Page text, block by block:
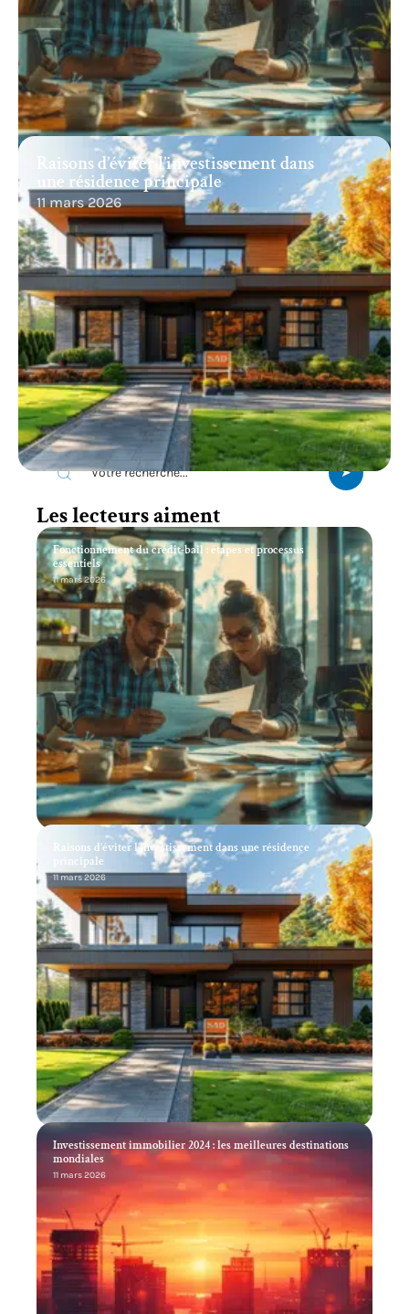
Raisons d’éviter l’investissement dans
une résidence principale
11 mars 2026
Recherche
Les lecteurs aiment
Fonctionnement du crédit-bail : étapes et processus
essentiels
11 mars 2026
Raisons d’éviter l’investissement dans une résidence
principale
11 mars 2026
Investissement immobilier 2024 : les meilleures destinations
mondiales
11 mars 2026